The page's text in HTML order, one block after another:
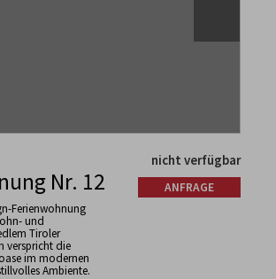
Nr. 12
Ferienwohnung
und
Tiroler
verspricht die
im modernen
Ambiente.
nicht verfügbar
ANFRAGE